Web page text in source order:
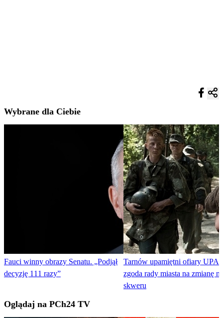
Wybrane dla Ciebie
Fauci winny obrazy Senatu. „Podjął
decyzję 111 razy”
Tarnów upamiętni ofiary UPA.
zgoda rady miasta na zmianę
skweru
Oglądaj na PCh24 TV